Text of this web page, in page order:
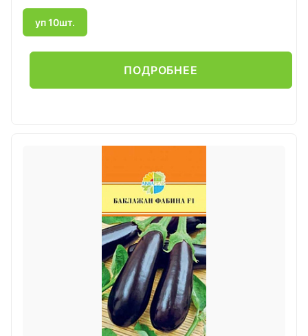
уп 10шт.
ПОДРОБНЕЕ